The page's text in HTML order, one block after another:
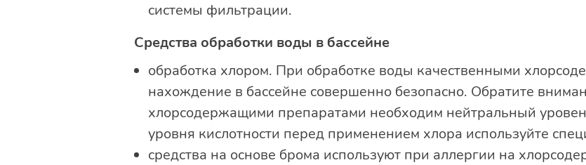
системы фильтрации.
Средства обработки воды в бассейне
обработка хлором. При обработке воды качественными
нахождение в бассейне совершенно безопасно. Обратите
хлорсодержащими препаратами необходим нейтральный
уровня кислотности перед применением хлора используйте
средства на основе брома используют при аллергии на